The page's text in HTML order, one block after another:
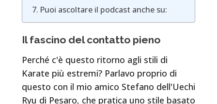
Puoi ascoltare il podcast anche su:
Il fascino del contatto pieno
Perché c'è questo ritorno agli stili di
Karate più estremi? Parlavo proprio di
questo con il mio amico Stefano dell'Uechi
Ryu di Pesaro, che pratica uno stile basato